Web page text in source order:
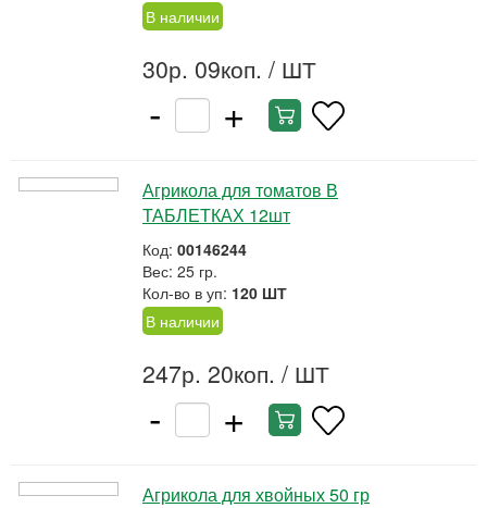
В наличии
30р. 09коп. / ШТ
- +
Агрикола для томатов В
ТАБЛЕТКАХ 12шт
Код: 00146244
Вес: 25 гр.
Кол-во в уп: 120 ШТ
В наличии
247р. 20коп. / ШТ
- +
Агрикола для хвойных 50 гр